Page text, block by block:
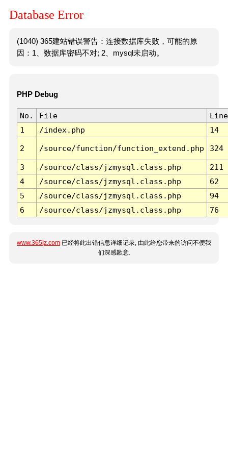
Database Error
(1040) 365建站错误警告：连接数据库失败，可能的原
因：1、数据库密码不对; 2、mysql未启动。
PHP Debug
No. File
Line
1
/index.php 14
2 /source/function/function_extend.php 324
3 /source/class/jzmysql.class.php
211
4
/source/class/jzmysql.class.php
62
5
/source/class/jzmysql.class.php
94
6
/source/class/jzmysql.class.php 76
www.365jz.com 已经将此出错信息详细记录, 由此给您带来的访问不便我
们深感歉意.